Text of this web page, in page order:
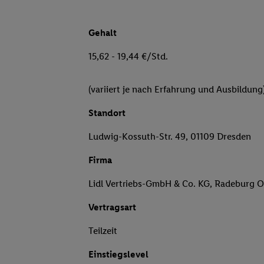
Gehalt
15,62 - 19,44 €/Std.
(variiert je nach Erfahrung und
Standort
Ludwig-Kossuth-Str. 49, 01109 Dresden
Firma
Lidl Vertriebs-GmbH & Co. KG, Radeburg
Vertragsart
Teilzeit
Einstiegslevel